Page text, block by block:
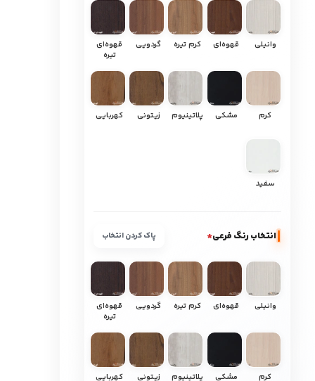
وانیلی قهوه‌ای کرم تیره گردویی
قهوه‌ای
تیره
کرم مشکی پلاتینیوم زیتونی کهربایی
سفید
انتخاب رنگ فرعی* پاک کردن انتخاب
وانیلی قهوه‌ای کرم تیره گردویی
قهوه‌ای
تیره
کرم مشکی پلاتینیوم زیتونی کهربایی